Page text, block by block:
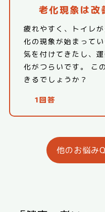
老化現象は改
疲れやすく、トイレ
化の現象が始まって
気を付けてきたし、
化がつらいです。 こ
きるでしょうか？
1回答
他のお悩み